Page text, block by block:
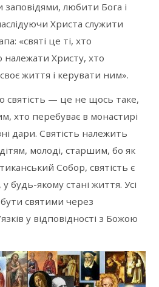
любити Бога і
Христа служити
«святі це ті, хто
належати Христу, хто
життя і керувати ним».
святість — це не щось таке,
хто перебуває в монастирі
дари. Святість належить
молоді, старшим, бо як
Собор, святість є
будь-якому стані життя. Усі
святими через
у відповідності з Божою